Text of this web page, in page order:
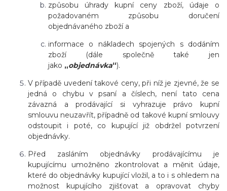
způsobu úhrady kupní ceny zboží, údaje o
požadovaném způsobu doručení
objednávaného zboží a
informace o nákladech spojených s dodáním
zboží (dále společně také jen
jako „objednávka“).
V případě uvedení takové ceny, při níž je zjevné, že se
jedná o chybu v psaní a číslech, není tato cena
závazná a prodávající si vyhrazuje právo kupní
smlouvu neuzavřít, případně od takové kupní smlouvy
odstoupit i poté, co kupující již obdržel potvrzení
objednávky.
Před zasláním objednávky prodávajícímu je
kupujícímu umožněno zkontrolovat a měnit údaje,
které do objednávky kupující vložil, a to i s ohledem na
možnost kupujícího zjišťovat a opravovat chyby